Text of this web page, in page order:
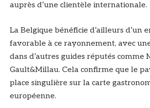
auprès d’une clientèle internationale.
La Belgique bénéficie d’ailleurs d’un
favorable à ce rayonnement, avec
dans d’autres guides réputés comme
Gault&Millau. Cela confirme que le
place singulière sur la carte
européenne.